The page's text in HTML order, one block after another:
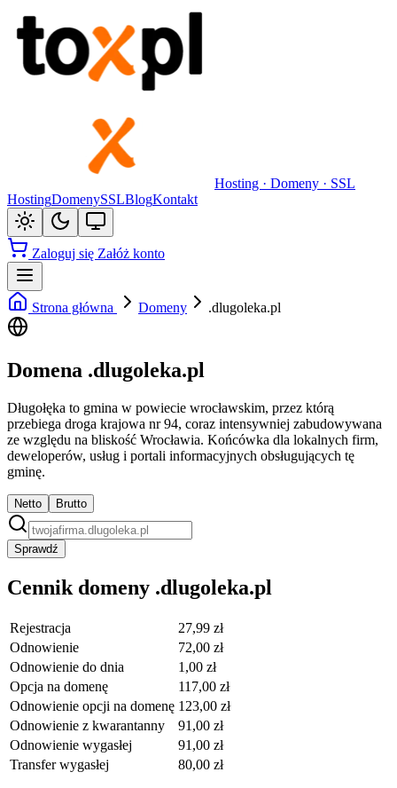
Hosting · Domeny · SSL
HostingDomenySSLBlogKontakt
Zaloguj się Załóż konto
Strona główna Domeny .dlugoleka.pl
Domena .dlugoleka.pl
Długołęka to gmina w powiecie wrocławskim, przez którą
przebiega droga krajowa nr 94, coraz intensywniej zabudowywana
ze względu na bliskość Wrocławia. Końcówka dla lokalnych firm,
deweloperów, usług i portali informacyjnych obsługujących tę
gminę.
Netto Brutto
Sprawdź
Cennik domeny .dlugoleka.pl
Rejestracja
27,99 zł
Odnowienie
72,00 zł
Odnowienie do dnia
1,00 zł
Opcja na domenę
117,00 zł
Odnowienie opcji na domenę 123,00 zł
Odnowienie z kwarantanny
91,00 zł
Odnowienie wygasłej
91,00 zł
Transfer wygasłej
80,00 zł